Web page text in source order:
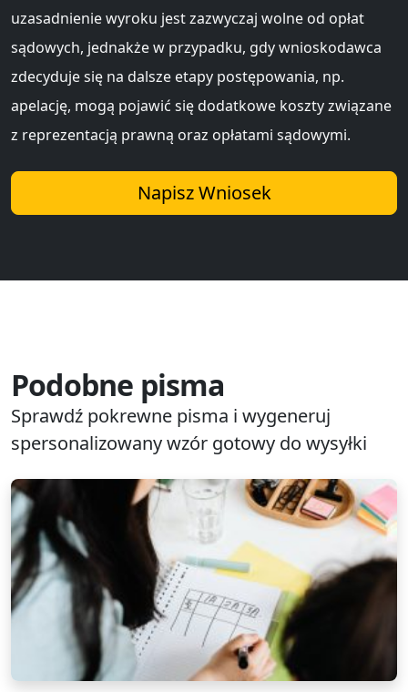
uzasadnienie wyroku jest zazwyczaj wolne od opłat
sądowych, jednakże w przypadku, gdy wnioskodawca
zdecyduje się na dalsze etapy postępowania, np.
apelację, mogą pojawić się dodatkowe koszty związane
z reprezentacją prawną oraz opłatami sądowymi.
Napisz Wniosek
Podobne pisma
Sprawdź pokrewne pisma i wygeneruj
spersonalizowany wzór gotowy do wysyłki